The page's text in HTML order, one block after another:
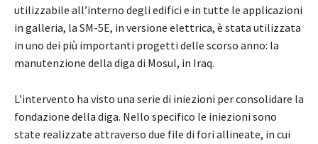
utilizzabile all’interno degli edifici e in tutte le applicazioni
in galleria, la SM-5E, in versione elettrica, è stata utilizzata
in uno dei più importanti progetti delle scorso anno: la
manutenzione della diga di Mosul, in Iraq.
L’intervento ha visto una serie di iniezioni per consolidare la
fondazione della diga. Nello specifico le iniezioni sono
state realizzate attraverso due file di fori allineate, in cui